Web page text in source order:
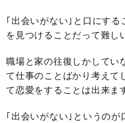
｢出会いがない｣と口にす
を見つけることだって難し
職場と家の往復しかしてい
て仕事のことばかり考えて
て恋愛をすることは出来ま
｢出会いがない｣というの